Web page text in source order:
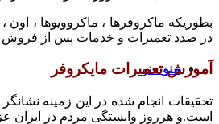
منو منو
بطوریکه ماکروفرها ، ماکروویوها ،
در صدد تعمیرات و خدمات پس از فروش
آموزش تعمیرات مایکروفر
تحقیقات انجام شده در این زمینه
است.و هرروز وابستگی مردم در ایران